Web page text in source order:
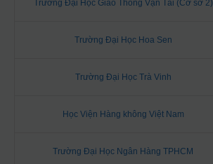
Trường Đại Học Giao Thông Vận Tải (Cơ sở 2)
Trường Đại Học Hoa Sen
Trường Đại Học Trà Vinh
Học Viện Hàng không Việt Nam
Trường Đại Học Ngân Hàng TPHCM